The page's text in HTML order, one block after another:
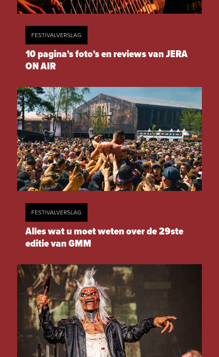
FESTIVALVERSLAG
10 pagina's foto's en reviews van JERA
ON AIR
FESTIVALVERSLAG
Alles wat u moet weten over de 29ste
editie van GMM